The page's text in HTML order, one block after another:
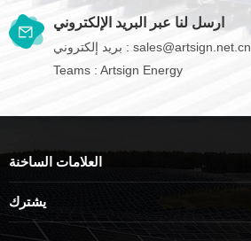
ارسل لنا عبر البريد الإلكتروني
بريد إلكتروني : sales@artsign.net.cn
Teams : Artsign Energy
العلامات الساخنة
يشترك